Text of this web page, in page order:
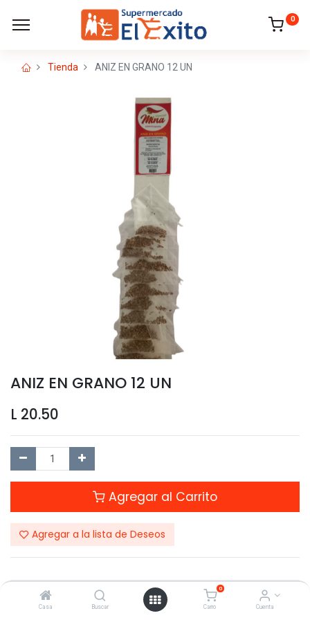
Casa Buscar
0
Carro Cuenta
0
Tienda ANIZ EN GRANO 12 UN
ANIZ EN GRANO 12 UN
L 20.50
Agregar al Carrito
Agregar a la lista de Deseos
Compartir este Producto: